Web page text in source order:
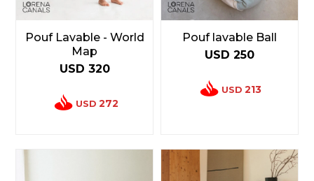
Pouf Lavable - World
Map
USD 320
USD 272
Pouf lavable Ball
USD 250
USD 213